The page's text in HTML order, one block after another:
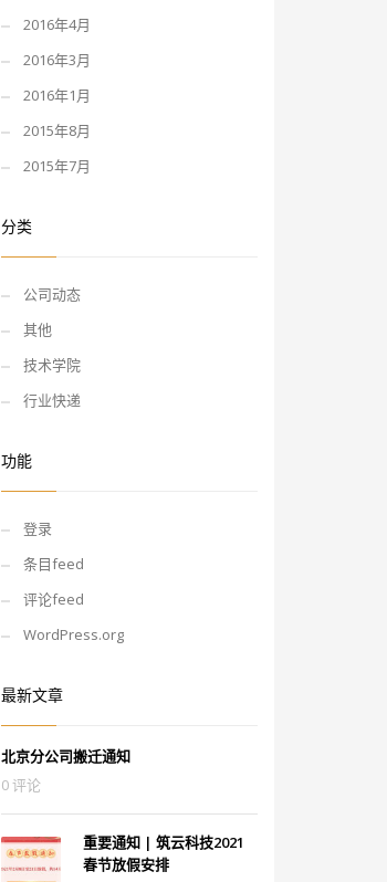
2016年4月
2016年3月
2016年1月
2015年8月
2015年7月
分类
公司动态
其他
技术学院
行业快递
功能
登录
条目feed
评论feed
WordPress.org
最新文章
北京分公司搬迁通知
0 评论
重要通知 | 筑云科技2021
春节放假安排